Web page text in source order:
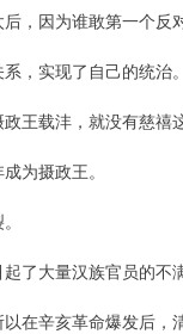
，因为谁敢第一个反
，实现了自己的统治。
王载沣，就没有慈禧
为摄政王。
了大量汉族官员的不满
在辛亥革命爆发后，